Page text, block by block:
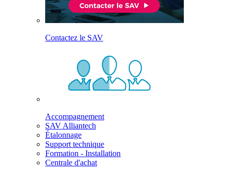
Contactez le SAV
Accompagnement
SAV Alliantech
Étalonnage
Support technique
Formation - Installation
Centrale d'achat